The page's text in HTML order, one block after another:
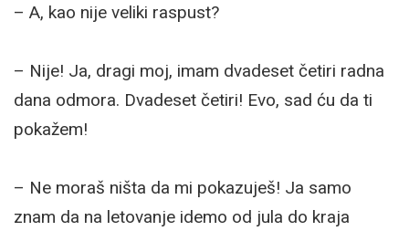
– A, kao nije veliki raspust?
– Nije! Ja, dragi moj, imam dvadeset četiri radna
dana odmora. Dvadeset četiri! Evo, sad ću da ti
pokažem!
– Ne moraš ništa da mi pokazuješ! Ja samo
znam da na letovanje idemo od jula do kraja